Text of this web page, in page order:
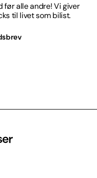
før alle andre! Vi giver
til livet som bilist.